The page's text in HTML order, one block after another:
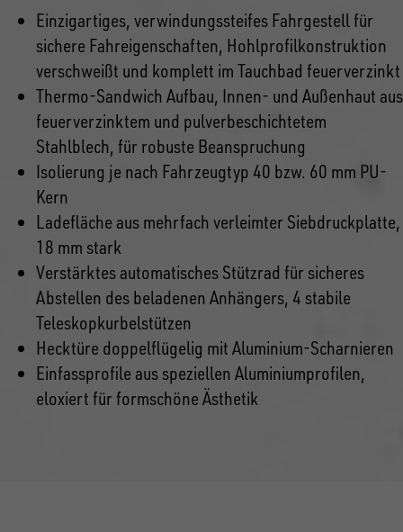
Einzigartiges, verwindungssteifes Fahrgestell für
sichere Fahreigenschaften, Hohlprofilkonstruktion
verschweißt und komplett im Tauchbad feuerverzinkt
Thermo-Sandwich Aufbau, Innen- und Außenhaut aus
feuerverzinktem und pulverbeschichtetem
Stahlblech, für robuste Beanspruchung
Isolierung je nach Fahrzeugtyp 40 bzw. 60 mm PU-
Kern
Ladefläche aus mehrfach verleimter Siebdruckplatte,
18 mm stark
Verstärktes automatisches Stützrad für sicheres
Abstellen des beladenen Anhängers, 4 stabile
Teleskopkurbelstützen
Hecktüre doppelflügelig mit Aluminium-Scharnieren
Einfassprofile aus speziellen Aluminiumprofilen,
eloxiert für formschöne Ästhetik